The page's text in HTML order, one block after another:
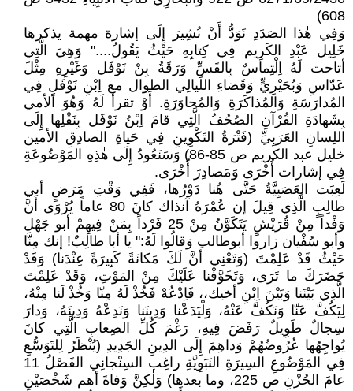
608)
وَفِي هٰذا الصَدَدِ نَوَدُّ أَنْ نُشِيرَ إِلَى إشارة مهمة يذكرها
خَلِيل عَبْدِ الكَرِيم فِي كِتابِهِ حَيْثُ يَقُولُ...." وَهِيَ الَّتِي
أتاحت لَهُ اِلْتِماسٌ بِالقَسِّ وَرَقَةُ بِنْ نَوْفَل وَغَيْرِهِ مِثْلَ
عَدّاسِ وَبُحَيْرِيٍّ وَقَضاءِ اللَيالِي الطوال مع اِبْنِ نَوْفَلٍ فِي
المُدارَسَةِ وَالمُذاكَرَةِ وَالمُحاوَرَةِ. أَوْ تقرأ لَهُ وَهُوَ الأمي
بِشَهادَةِ القُرْآنِ الصُحُفُ الَّتِي قامَ اِبْنُ نَوْفَل بِنَقْلِها إِلَى
اللِسانِ العَرَبِيِّ (فَتْرَةُ التَكْوِينِ فِي حَياةِ الصادِقِ الأمين
خليل عبد الكريم ص 85-86) وَسَنَعُودُ إِلَى هٰذِهِ المَوْضُوعَةِ
فِي إشارات أُخْرَى وَمَصادِرَ أُخْرَى.
لَعِبَت العَصَبِيَّةُ حَتَّى هُنا دَوْرُها، فَفِي وَقْتِ مَرَضٍ أبي
طالِبٍ الَّذِي قِيلَ إن عُمْرَهُ آنذاك كانَ 80 عاماً يُرْوَى أَنَّ
وَفْداً مِنْ قُرَيْشٍ يَتَكَوَّنُ مِنْ 25 فَرْداً بِمَنْ فِيهِمْ أبو جَهْلِ
وأبو سُفْيان زاروا أبوطالب وَقالُوا لَهُ:" يا أبا طالِبٌ! إنك مِنّا
حَيْثُ قَدْ عَلِمْتَ (وَتَعْنِي أَنَّ لَكَ مَكانَةً كَبِيرَةً عِنْدَنا) وَقَدْ
حَضَرَكَ ما تَرَى، وَتَخَوَّفْنا عَلَيْكَ مِنْ المَوْتِ، وَقَدْ عَلِمْتَ
الَّذِي بَيْنَنا وَبَيْنَ اِبْنِ أخيك،، فَاِدْعُهْ فَخُذْ لَهُ مِنّا وَخُذْ لَنا مِنْهُ،
لِيَكُفَّ عَنّا وَنَكُفَّ عَنْهُ، وَلْيَدَعْنا وَدِينَنا وَنَدِعْهُ وَدِينَهُ، وَدارَ
سِجالٌ طَوِيلٌ رَفَضَ فِيهِ، رَغْمَ كُلِّ الصِعابِ الَّتِي كانَ
يُواجِهُها عُرُوضُهُمْ وَداهِمَ إِلَى الدِينِ الجَدِيدِ (يُنْظَرُ لِلتَوَسُّعِ
فِي المَوْضُوعِ السِيرَةِ النَبَوِيَّةِ راغِب السِنْجانِي الفَصْلُ 11
عامَ الحُزْنِ ص 225، وما بعدها) وَلٰكِنَّ وَفاةَ أهم شَخْصَيْنِ